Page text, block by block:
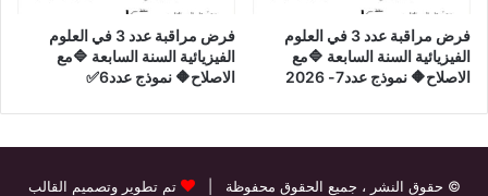
فرض مراقبة عدد 3 في العلوم
الفيزيائية السنة السابعة 🔷مع
الاصلاح🔶 نموذج عدد7- 2026
فرض مراقبة عدد 3 في العلوم
الفيزيائية السنة السابعة 🔷مع
الاصلاح🔶 نموذج عدد6✅
© حقوق النشر ، جميع الحقوق محفوظة | تم تطوير وتصميم القالب